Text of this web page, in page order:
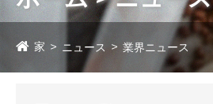
家 ニュース 業界ニュース